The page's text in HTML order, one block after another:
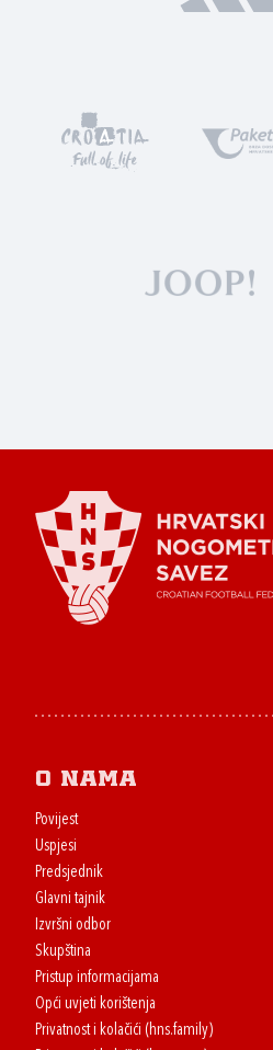
O nama
Povijest
Uspjesi
Predsjednik
Glavni tajnik
Izvršni odbor
Skupština
Pristup informacijama
Opći uvjeti korištenja
Privatnost i kolačići (hns.family)